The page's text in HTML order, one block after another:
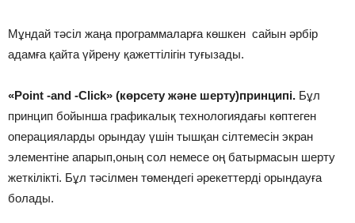
Мұндай тәсіл жаңа программаларға көшкен сайын әрбір
адамға қайта үйрену қажеттілігін туғызады.
«Point -and -Click» (көрсету және шерту)принципі. Бұл
принцип бойынша графикалық технологиядағы көптеген
операцияларды орындау үшін тышқан сілтемесін экран
элементіне апарып,оның сол немесе оң батырмасын шерту
жеткілікті. Бұл тәсілмен төмендегі әрекеттерді орындауға
болады.